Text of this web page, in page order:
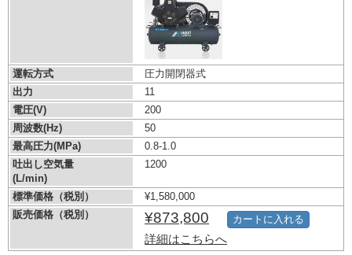
運転方式
圧力開閉器式
出力
11
電圧(V)
200
周波数(Hz)
50
最高圧力(MPa)
0.8-1.0
吐出し空気量
(L/min)
1200
標準価格（税別）
¥1,580,000
販売価格（税別）
¥873,800
詳細はこちらへ
カートに入れる